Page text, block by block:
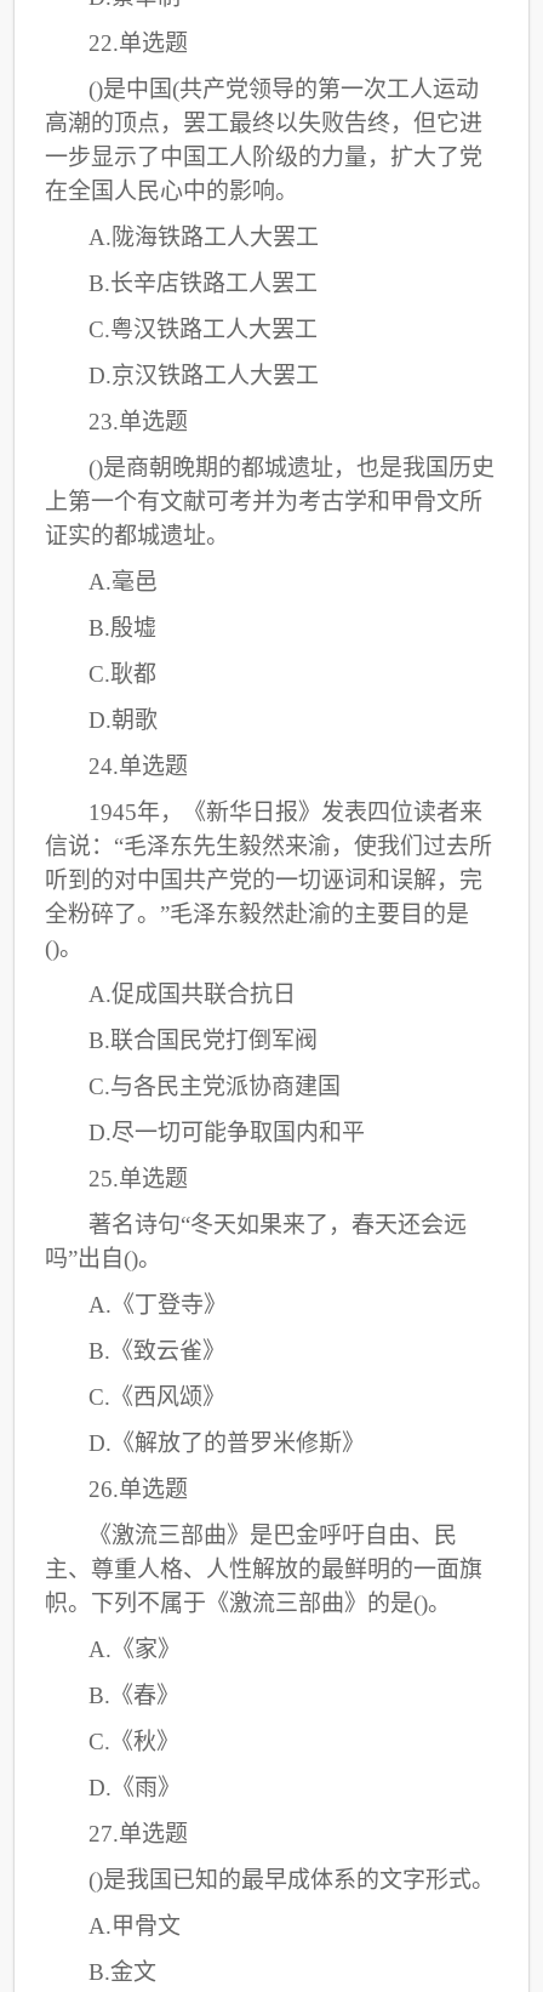
22.单选题
()是中国(共产党领导的第一次工人运动
高潮的顶点，罢工最终以失败告终，但它进
一步显示了中国工人阶级的力量，扩大了党
在全国人民心中的影响。
A.陇海铁路工人大罢工
B.长辛店铁路工人罢工
C.粤汉铁路工人大罢工
D.京汉铁路工人大罢工
23.单选题
()是商朝晚期的都城遗址，也是我国历史
上第一个有文献可考并为考古学和甲骨文所
证实的都城遗址。
A.毫邑
B.殷墟
C.耿都
D.朝歌
24.单选题
1945年，《新华日报》发表四位读者来
信说：“毛泽东先生毅然来渝，使我们过去所
听到的对中国共产党的一切诬词和误解，完
全粉碎了。”毛泽东毅然赴渝的主要目的是
()。
A.促成国共联合抗日
B.联合国民党打倒军阀
C.与各民主党派协商建国
D.尽一切可能争取国内和平
25.单选题
著名诗句“冬天如果来了，春天还会远
吗”出自()。
A.《丁登寺》
B.《致云雀》
C.《西风颂》
D.《解放了的普罗米修斯》
26.单选题
《激流三部曲》是巴金呼吁自由、民
主、尊重人格、人性解放的最鲜明的一面旗
帜。下列不属于《激流三部曲》的是()。
A.《家》
B.《春》
C.《秋》
D.《雨》
27.单选题
()是我国已知的最早成体系的文字形式。
A.甲骨文
B.金文